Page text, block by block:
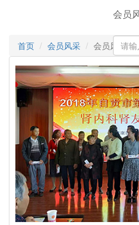
会员
首页 会员风采 会员风采